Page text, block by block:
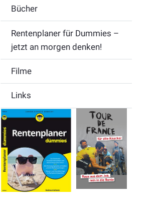
Bücher
Rentenplaner für Dummies –
jetzt an morgen denken!
Filme
Links